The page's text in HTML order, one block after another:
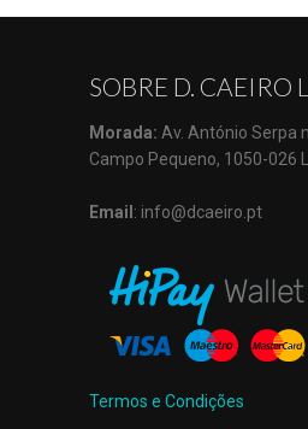
SOBRE D. CAEIRO
Morada: Av. António Serpa
Campo Pequeno, 1050-026
Email : info@dcaeiro.pt
Termos e Condições